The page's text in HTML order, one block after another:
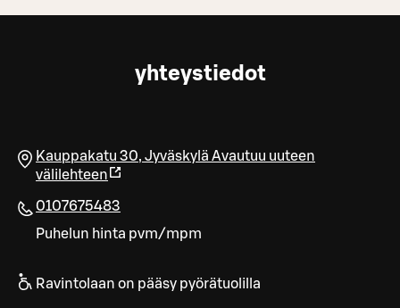
yhteystiedot
Kauppakatu 30, Jyväskylä Avautuu uuteen
välilehteen
0107675483
Puhelun hinta pvm/mpm
Ravintolaan on pääsy pyörätuolilla